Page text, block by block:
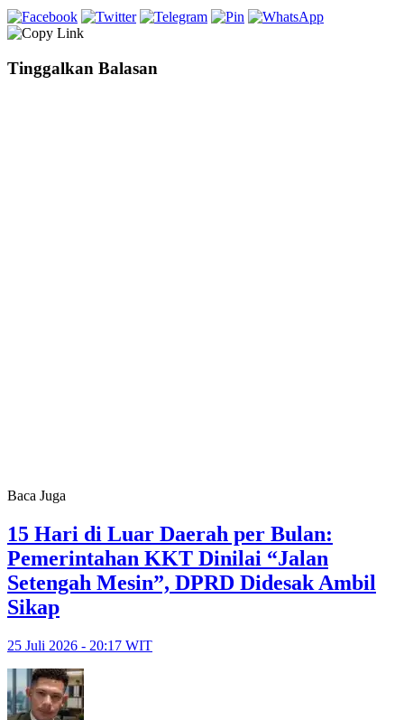
Tinggalkan Balasan
Baca Juga
15 Hari di Luar Daerah per Bulan:
Pemerintahan KKT Dinilai “Jalan
Setengah Mesin”, DPRD Didesak Ambil
Sikap
25 Juli 2026 - 20:17 WIT